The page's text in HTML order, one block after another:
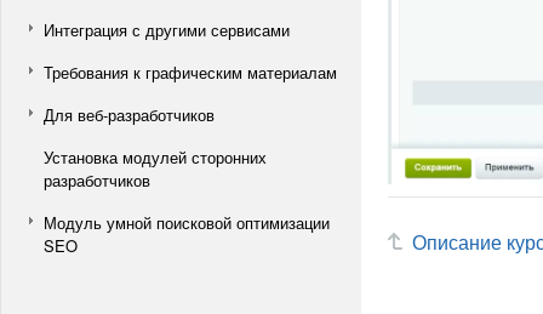
Интеграция с другими сервисами
Требования к графическим материалам
Для веб-разработчиков
Установка модулей сторонних
разработчиков
Модуль умной поисковой оптимизации
SEO
Описание